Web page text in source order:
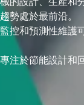
勢處於最前沿。
控和預測性維護
注於節能設計和